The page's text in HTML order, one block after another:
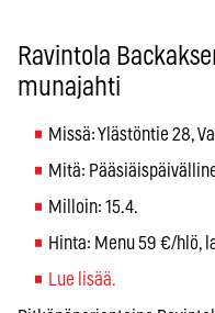
Ravintola
munajahti
Missä: Ylästöntie 28,
Mitä:
Milloin: 15.4.
Hinta: Menu 59 €/hlö,
Lue lisää.